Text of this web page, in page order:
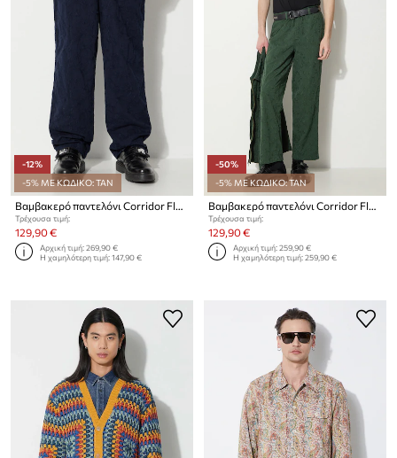
-12%
-5% ΜΕ ΚΩΔΙΚΟ: TAN
Τρέχουσα τιμή:
129,90 €
Αρχική τιμή:269,90 €
Η χαμηλότερη τιμή:147,90 €
-50%
-5% ΜΕ ΚΩΔΙΚΟ: TAN
Τρέχουσα τιμή:
129,90 €
Αρχική τιμή:259,90 €
Η χαμηλότερη τιμή:259,90 €